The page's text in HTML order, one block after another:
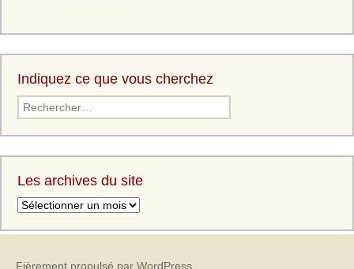
Indiquez ce que vous cherchez
Les archives du site
Fièrement propulsé par WordPress